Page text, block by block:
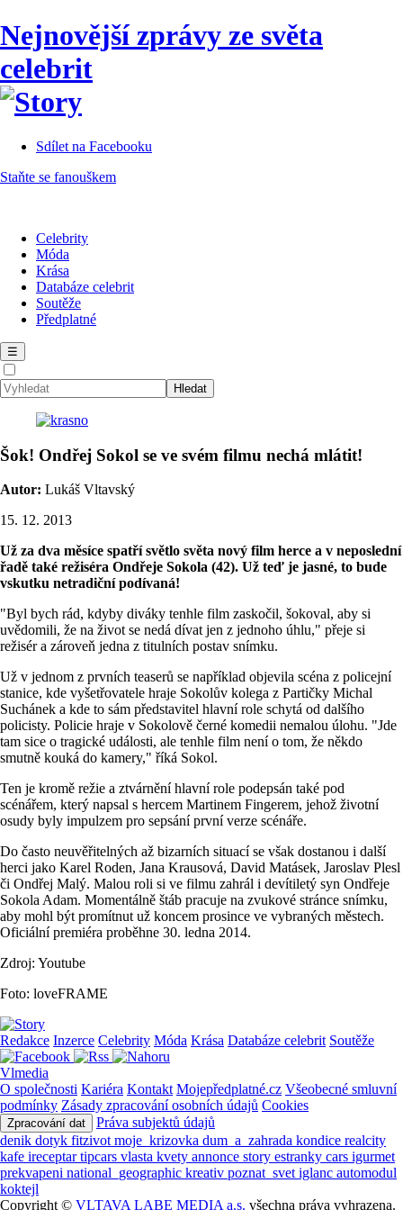
Nejnovější zprávy ze světa
celebrit
Sdílet na Facebooku
Staňte se fanouškem
Celebrity
Móda
Krása
Databáze celebrit
Soutěže
Předplatné
☰
Šok! Ondřej Sokol se ve svém filmu nechá mlátit!
Autor: Lukáš Vltavský
15. 12. 2013
Už za dva měsíce spatří světlo světa nový film herce a v neposlední
řadě také režiséra Ondřeje Sokola (42). Už teď je jasné, to bude
vskutku netradiční podívaná!
"Byl bych rád, kdyby diváky tenhle film zaskočil, šokoval, aby si
uvědomili, že na život se nedá dívat jen z jednoho úhlu," přeje si
režisér a zároveň jedna z titulních postav snímku.
Už v jednom z prvních teaserů se například objevila scéna z policejní
stanice, kde vyšetřovatele hraje Sokolův kolega z Partičky Michal
Suchánek a kde to sám představitel hlavní role schytá od dalšího
policisty. Policie hraje v Sokolově černé komedii nemalou úlohu. "Jde
tam sice o tragické události, ale tenhle film není o tom, že někdo
smutně kouká do kamery," říká Sokol.
Ten je kromě režie a ztvárnění hlavní role podepsán také pod
scénářem, který napsal s hercem Martinem Fingerem, jehož životní
osudy byly impulzem pro sepsání první verze scénáře.
Do často neuvěřitelných až bizarních situací se však dostanou i další
herci jako Karel Roden, Jana Krausová, David Matásek, Jaroslav Plesl
či Ondřej Malý. Malou roli si ve filmu zahrál i devítiletý syn Ondřeje
Sokola Adam. Momentálně štáb pracuje na zvukové stránce snímku,
aby mohl být promítnut už koncem prosince ve vybraných městech.
Oficiální premiéra proběhne 30. ledna 2014.
Zdroj: Youtube
Foto: loveFRAME
Redakce Inzerce Celebrity Móda Krása Databáze celebrit Soutěže
Vlmedia
O společnosti Kariéra Kontakt Mojepředplatné.cz Všeobecné smluvní
podmínky Zásady zpracování osobních údajů Cookies
Zpracování dat
Práva subjektů údajů
denik dotyk fitzivot moje_krizovka dum_a_zahrada kondice realcity
kafe ireceptartipcars vlasta kvety annonce story estranky cars igurmet
prekvapeni national_geographic kreativ poznat_svet iglanc automodul
koktejl
Copyright © VLTAVA LABE MEDIA a.s. všechna práva vyhrazena.